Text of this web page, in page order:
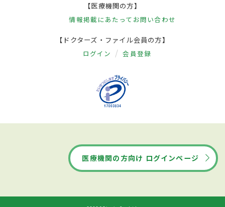
【医療機関の方】
情報掲載にあたって お問い合わせ
【ドクターズ・ファイル会員の方】
ログイン 会員登録
医療機関の方向け ログインページ